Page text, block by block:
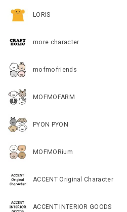
LORIS
more character
mofmofriends
MOFMOFARM
PYON PYON
MOFMORium
ACCENT Original Character
ACCENT INTERIOR GOODS